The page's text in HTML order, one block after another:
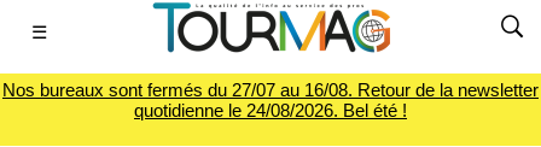
☰
Nos bureaux sont fermés du 27/07 au 16/08. Retour de la newsletter
quotidienne le 24/08/2026. Bel été !